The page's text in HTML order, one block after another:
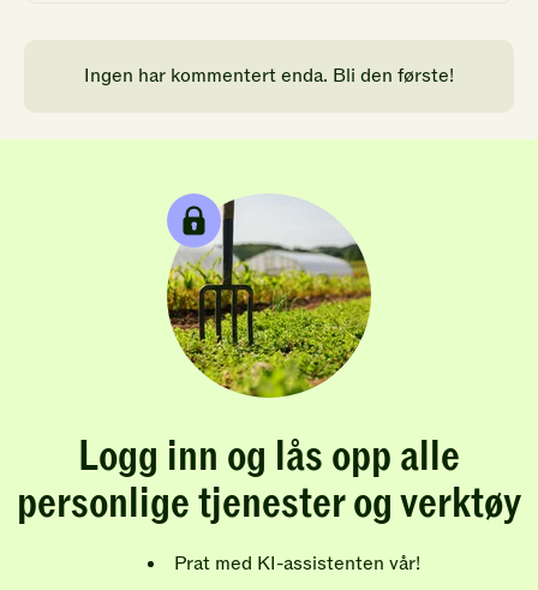
Ingen har kommentert enda. Bli den første!
Logg inn og lås opp alle
personlige tjenester og verktøy
Prat med KI-assistenten vår!